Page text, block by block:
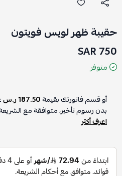
حقيبة ظهر لويس فويتون
750 SAR
متوفر
أو قسم فاتورتك بقيمة187.50 ر.س
بدون رسوم تأخير، متوافقة مع
اعرف أكثر